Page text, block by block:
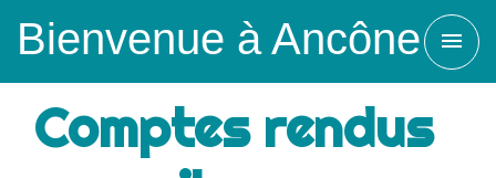
Bienvenue à Ancône menu
Comptes rendus